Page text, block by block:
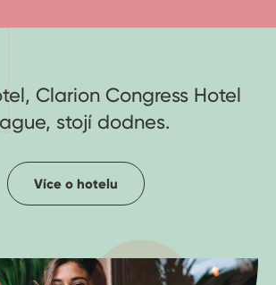
Clarion Congress Hotel
stojí dodnes.
Více o hotelu